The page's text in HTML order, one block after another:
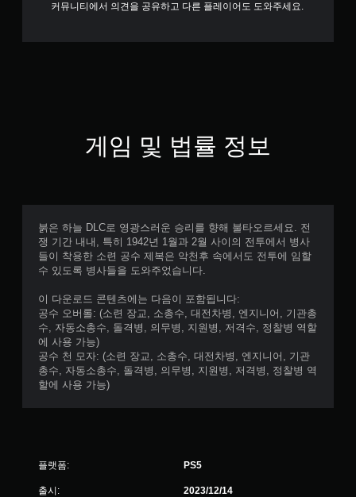
커뮤니티에서 의견을 공유하고 다른 플레이어도 도와주세요.
게임 및 법률 정보
붉은 하늘 DLC로 영광스러운 승리를 향해 불타오르세요. 전
쟁 기간 내내, 특히 1942년 1월과 2월 사이의 전투에서 병사
들이 착용한 소련 공수 제복은 악천후 속에서도 전투에 임할
수 있도록 병사들을 도와주었습니다.
이 다운로드 콘텐츠에는 다음이 포함됩니다:
공수 오버롤: (소련 장교, 소총수, 대전차병, 엔지니어, 기관총
수, 자동소총수, 돌격병, 의무병, 지원병, 저격수, 정찰병 역할
에 사용 가능)
공수 천 모자: (소련 장교, 소총수, 대전차병, 엔지니어, 기관
총수, 자동소총수, 돌격병, 의무병, 지원병, 저격병, 정찰병 역
할에 사용 가능)
플랫폼: PS5
출시: 2023/12/14